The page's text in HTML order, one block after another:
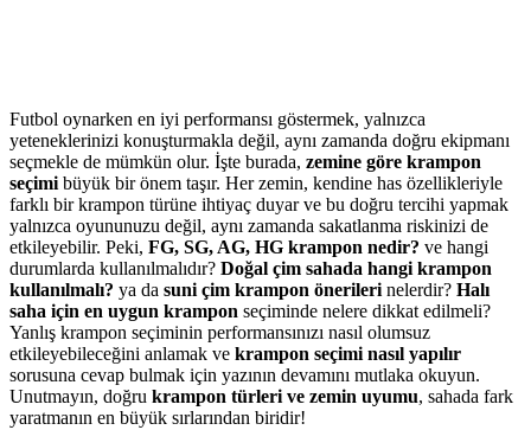
Futbol oynarken en iyi performansı göstermek, yalnızca
yeteneklerinizi konuşturmakla değil, aynı zamanda doğru ekipmanı
seçmekle de mümkün olur. İşte burada, zemine göre krampon
seçimi büyük bir önem taşır. Her zemin, kendine has özellikleriyle
farklı bir krampon türüne ihtiyaç duyar ve bu doğru tercihi yapmak
yalnızca oyununuzu değil, aynı zamanda sakatlanma riskinizi de
etkileyebilir. Peki, FG, SG, AG, HG krampon nedir? ve hangi
durumlarda kullanılmalıdır? Doğal çim sahada hangi krampon
kullanılmalı? ya da suni çim krampon önerileri nelerdir? Halı
saha için en uygun krampon seçiminde nelere dikkat edilmeli?
Yanlış krampon seçiminin performansınızı nasıl olumsuz
etkileyebileceğini anlamak ve krampon seçimi nasıl yapılır
sorusuna cevap bulmak için yazının devamını mutlaka okuyun.
Unutmayın, doğru krampon türleri ve zemin uyumu, sahada fark
yaratmanın en büyük sırlarından biridir!